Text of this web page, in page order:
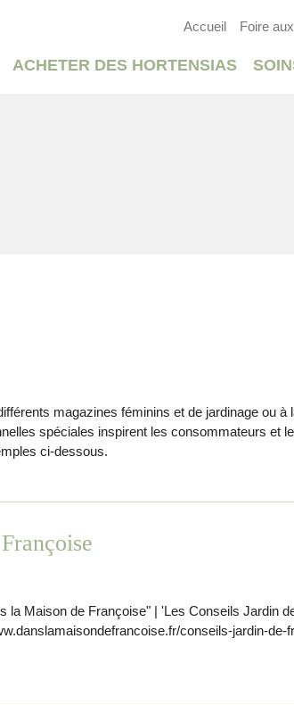
ACHETER DES HORTENSIAS
Accueil Foire
magazines féminins et de jardinage ou à
spéciales inspirent les consommateurs et
ci-dessous.
la Maison de Françoise" | 'Les Conseils Jardin
conseils-jardin-de-